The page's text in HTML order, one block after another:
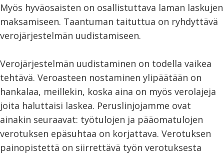
Myös hyväosaisten on osallistuttava laman laskujen
maksamiseen. Taantuman taituttua on ryhdyttävä
verojärjestelmän uudistamiseen.
Verojärjestelmän uudistaminen on todella vaikea
tehtävä. Veroasteen nostaminen ylipäätään on
hankalaa, meillekin, koska aina on myös verolajeja
joita haluttaisi laskea. Peruslinjojamme ovat
ainakin seuraavat: työtulojen ja pääomatulojen
verotuksen epäsuhtaa on korjattava. Verotuksen
painopistettä on siirrettävä työn verotuksesta